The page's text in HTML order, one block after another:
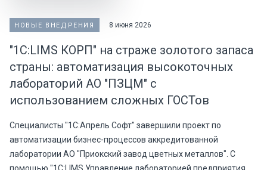
НОВЫЕ ВНЕДРЕНИЯ 8 июня 2026
"1С:LIMS КОРП" на страже золотого запаса
страны: автоматизация высокоточных
лабораторий АО "ПЗЦМ" с
использованием сложных ГОСТов
Специалисты "1С:Апрель Софт" завершили проект по
автоматизации бизнес-процессов аккредитованной
лаборатории АО "Приокский завод цветных металлов". С